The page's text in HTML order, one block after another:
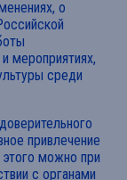
о
мероприятиях,
среди
привлечение
можно при
с органами